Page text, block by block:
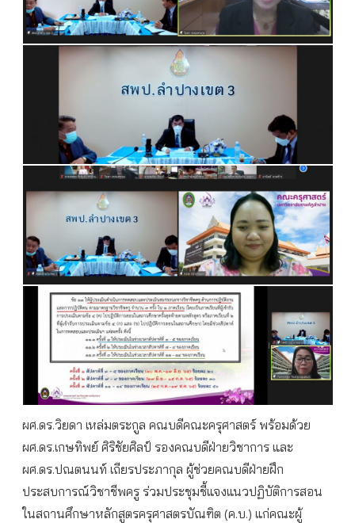
ผศ.ดร.วิยดา เหล่มตระกูล คณบดีคณะครุศาสตร์ พร้อมด้วย
ผศ.ดร.เกษทิพย์ ศิริชัยศิลป์ รองคณบดีฝ่ายวิชาการ และ
ผศ.ดร.ปณตนนท์ เถียรประภากุล ผู้ช่วยคณบดีฝ่ายฝึก
ประสบการณ์วิชาชีพครู ร่วมประชุมชี้แจงแนวปฏิบัติการสอน
ในสถานศึกษาหลักสูตรครุศาสตรบัณฑิต (ค.บ.) แก่คณะผู้